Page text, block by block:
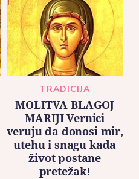
TRADICIJA
MOLITVA BLAGOJ
MARIJI Vernici
veruju da donosi mir,
utehu i snagu kada
život postane
pretežak!